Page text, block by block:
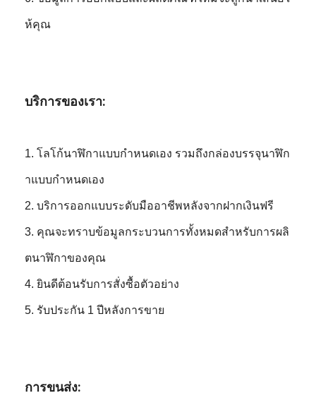
ห้คุณ
บริการของเรา:
1. โลโก้นาฬิกาแบบกำหนดเอง รวมถึงกล่องบรรจุนาฬิก
าแบบกำหนดเอง
2. บริการออกแบบระดับมืออาชีพหลังจากฝากเงินฟรี
3. คุณจะทราบข้อมูลกระบวนการทั้งหมดสำหรับการผลิ
ตนาฬิกาของคุณ
4. ยินดีต้อนรับการสั่งซื้อตัวอย่าง
5. รับประกัน 1 ปีหลังการขาย
การขนส่ง: